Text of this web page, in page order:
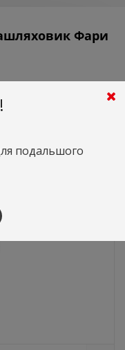
Фари
подальшого